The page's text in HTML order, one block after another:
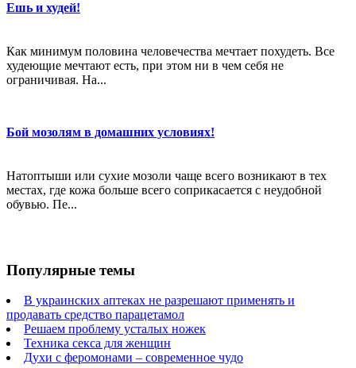
Ешь и худей!
Как минимум половина человечества мечтает похудеть. Все
худеющие мечтают есть, при этом ни в чем себя не
ограничивая. На...
Бой мозолям в домашних условиях!
Натоптыши или сухие мозоли чаще всего возникают в тех
местах, где кожа больше всего соприкасается с неудобной
обувью. Пе...
Популярные темы
В украинских аптеках не разрешают применять и
продавать средство парацетамол
Решаем проблему усталых ножек
Техника секса для женщин
Духи с феромонами – современное чудо